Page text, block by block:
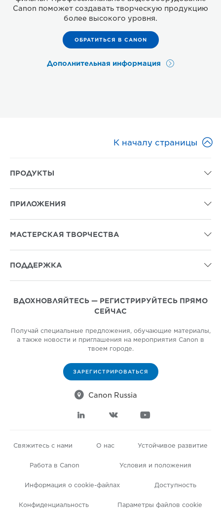
Canon поможет создавать творческую продукцию
более высокого уровня.
ОБРАТИТЬСЯ В CANON
Дополнительная информация
К началу страницы 
ПРОДУКТЫ 
ПРИЛОЖЕНИЯ 
МАСТЕРСКАЯ ТВОРЧЕСТВА 
ПОДДЕРЖКА 
ВДОХНОВЛЯЙТЕСЬ — РЕГИСТРИРУЙТЕСЬ ПРЯМО
СЕЙЧАС
Получай специальные предложения, обучающие материалы,
а также новости и приглашения на мероприятия Canon в
твоем городе.
ЗАРЕГИСТРИРОВАТЬСЯ
 Canon Russia
  
Свяжитесь с нами О нас Устойчивое развитие
Работа в Canon Условия и положения
Информация о cookie-файлах Доступность
Конфиденциальность Параметры файлов cookie